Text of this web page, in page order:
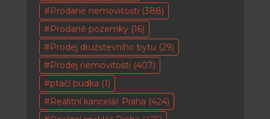
Prodané nemovitosti (388)
Prodané pozemky (16)
Prodej družstevního bytu (29)
Prodej nemovitosti (407)
ptačí budka (1)
Realitní kancelář Praha (424)